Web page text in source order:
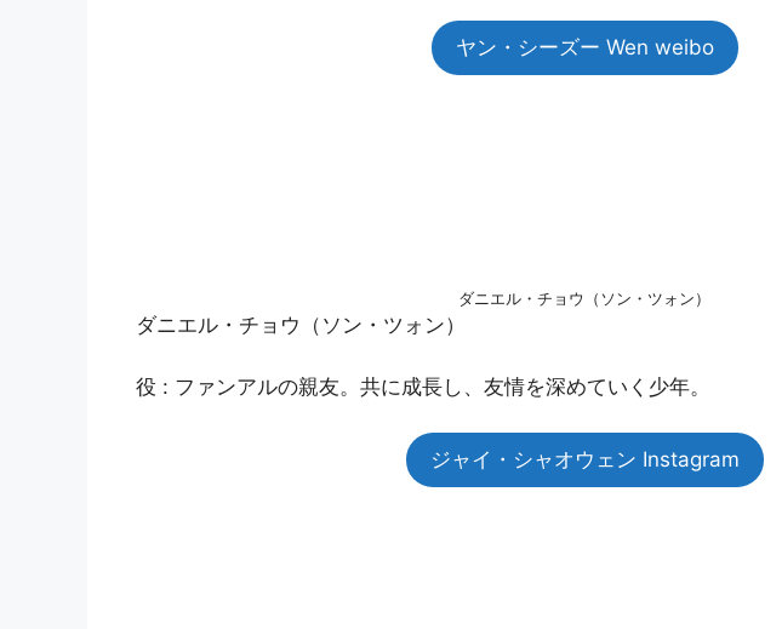
ヤン・シーズー Wen weibo
ダニエル・チョウ（ソン・ツォン）
ダニエル・チョウ（ソン・ツォン）
役 : ファンアルの親友。共に成長し、友情を深めていく少年。
ジャイ・シャオウェン Instagram